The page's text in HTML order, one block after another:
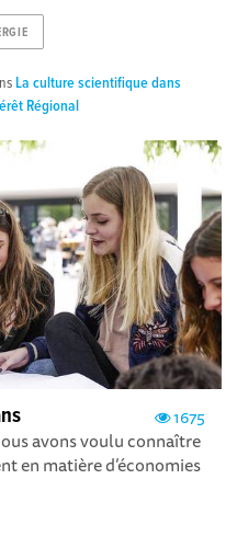
La culture scientifique dans
Régional
1675
avons voulu connaître
en matière d’économies